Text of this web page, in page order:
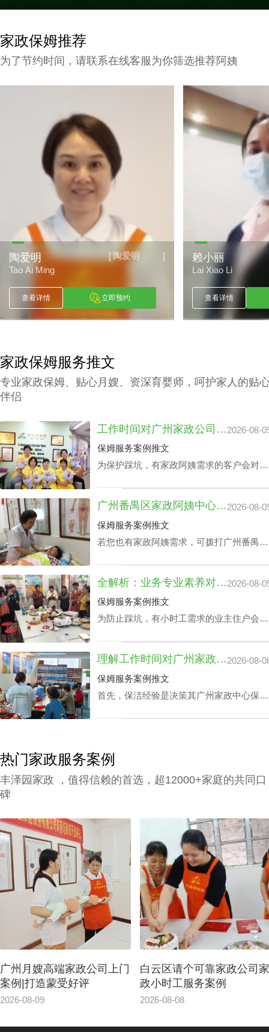
家政保姆推荐
为了节约时间，请联系在线客服为你筛选推荐阿姨
[陶爱明 ]
陶爱明
Tao Ai Ming
查看详情 立即预约
赖小丽
Lai Xiao Li
查看详情
家政保姆服务推文
专业家政保姆、贴心月嫂、资深育婴师，呵护家人的贴
伴侣
工作时间对广州家政公司住家价位的影响浅析2026-08-
保姆服务案例推文
为保护踩坑，有家政阿姨需求的客户会对多
的同时获取更多增值服务平台。影响广州家
政公司住家价位的关键部分有哪些成分？丰
泽园将用HR下面文章做析述。
广州番禺区家政阿姨中心价钱：品牌声誉与实际服务水平2026-08-
保姆服务案例推文
若您也有家政阿姨需求，可拨打广州番禺区
原则下协配合适的阿姨。
全解析：业务专业素养对家政中心荔湾小时工费用的真影响2026-08-
保姆服务案例推文
为防止踩坑，有小时工需求的业主住户会对
最优化的同时赢得更多附加内容。影响家政
中心荔湾小时工费用的核心因素涉及哪些？
丰泽园将用HR下文文章做展开。
理解工作时间对广州家政中心保洁24小时价格表的潜在影响2026-08-
保姆服务案例推文
首先，保洁经验是决策其广州家政中心保洁
心保洁24小时价格表也会增加。
热门家政服务案例
丰泽园家政 ，值得信赖的首选，超12000+家庭的共同口
碑
广州月嫂高端家政公司上门
案例|打造蒙受好评
2026-08-09
白云区请个可靠家政公司家
政小时工服务案例
2026-08-08